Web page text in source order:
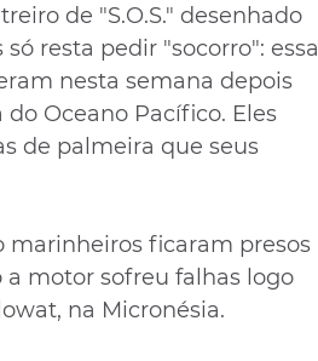
de "S.O.S." desenhado
resta pedir "socorro": essa
nesta semana depois
Oceano Pacífico. Eles
de palmeira que seus
marinheiros ficaram presos
motor sofreu falhas logo
na Micronésia.